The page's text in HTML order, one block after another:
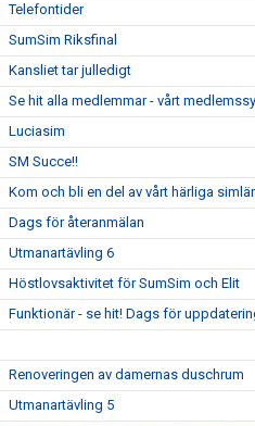
Telefontider
SumSim Riksfinal
Kansliet tar julledigt
Se hit alla medlemmar - vårt
Luciasim
SM Succe!!
Kom och bli en del av vårt härliga
Dags för återanmälan
Utmanartävling 6
Höstlovsaktivitet för SumSim och Elit
Funktionär - se hit! Dags för
Renoveringen av damernas duschrum
Utmanartävling 5